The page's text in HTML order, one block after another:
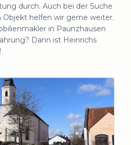
durch. Auch bei der Suche
Objekt helfen wir gerne weiter.
in Paunzhausen
Dann ist Heinrichs